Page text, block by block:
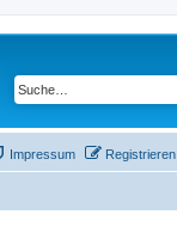
Registrieren
Impressum